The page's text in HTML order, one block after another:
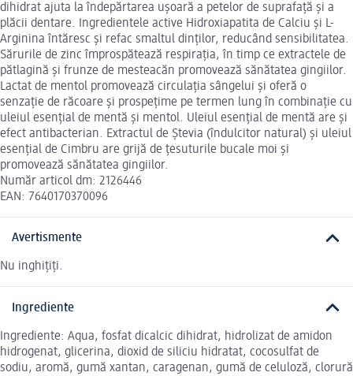
dihidrat ajuta la îndepărtarea ușoară a petelor de suprafață și a
plăcii dentare. Ingredientele active Hidroxiapatita de Calciu și L-
Arginina întăresc și refac smaltul dinților, reducând sensibilitatea.
Sărurile de zinc împrospătează respirația, în timp ce extractele de
pătlagină și frunze de mesteacăn promovează sănătatea gingiilor.
Lactat de mentol promovează circulația sângelui și oferă o
senzație de răcoare și prospețime pe termen lung în combinație cu
uleiul esențial de mentă și mentol. Uleiul esențial de mentă are și
efect antibacterian. Extractul de Ștevia (îndulcitor natural) și uleiul
esențial de Cimbru are grijă de țesuturile bucale moi și
promovează sănătatea gingiilor.
Număr articol dm: 2126446
EAN: 7640170370096
Avertismente
Nu inghițiți.
Ingrediente
Ingrediente: Aqua, fosfat dicalcic dihidrat, hidrolizat de amidon
hidrogenat, glicerina, dioxid de siliciu hidratat, cocosulfat de
sodiu, aromă, gumă xantan, caragenan, gumă de celuloză, clorură